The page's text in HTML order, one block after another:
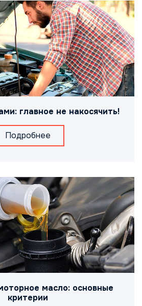
главное не накосячить!
Подробнее
масло: основные
критерии